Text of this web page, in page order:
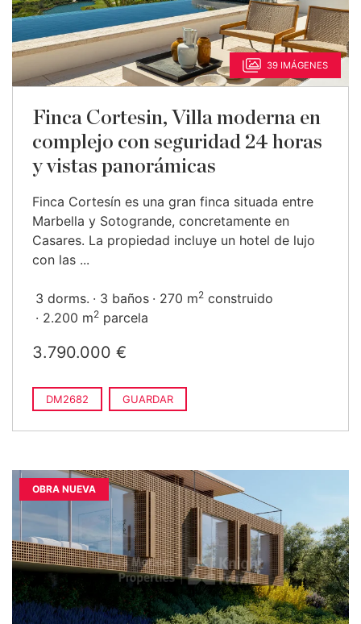
39 IMÁGENES
Finca Cortesin, Villa moderna en
complejo con seguridad 24 horas
y vistas panorámicas
Finca Cortesín es una gran finca situada entre
Marbella y Sotogrande, concretamente en
Casares. La propiedad incluye un hotel de lujo
con las ...
3 dorms. 3 baños 270 m2 construido
2.200 m2 parcela
3.790.000 €
DM2682 GUARDAR
OBRA NUEVA